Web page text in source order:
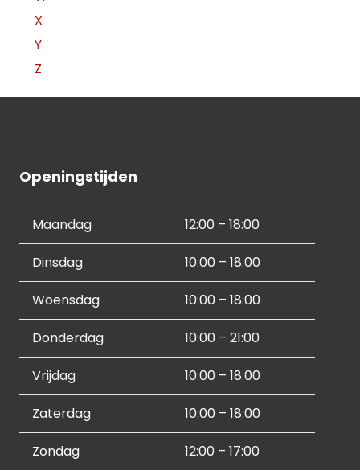
X
Y
Z
Openingstijden
Maandag 12:00 – 18:00
Dinsdag 10:00 – 18:00
Woensdag 10:00 – 18:00
Donderdag 10:00 – 21:00
Vrijdag 10:00 – 18:00
Zaterdag 10:00 – 18:00
Zondag 12:00 – 17:00